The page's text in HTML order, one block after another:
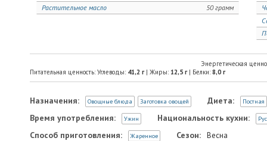
50 грамм
Растительное масло
Энергетическая
Питательная ценность: Углеводы: 41,2 г| Жиры: 12,5 г| Белки: 8,0 г
Назначения: Овощные блюда Заготовка овощей Диета: Постная
Время употребления: Ужин Национальность кухни:
Способ приготовления: Жаренное Сезон: Весна